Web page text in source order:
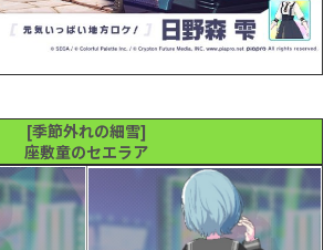
[季節外れの細雪]
座敷童のセエラア